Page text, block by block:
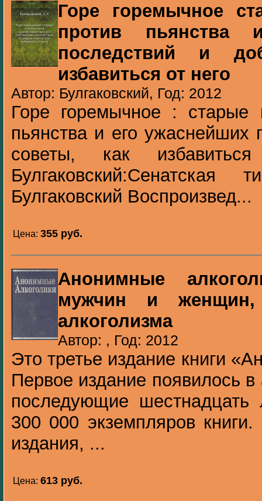
Горе горемычное
против пьянства
последствий и
избавиться от него
Автор: Булгаковский, Год: 2012
Горе горемычное : старые
пьянства и его ужаснейших
советы, как
Булгаковский:Сенатская
Булгаковский Воспроизвед...
Цена: 355 pуб.
Анонимные
мужчин и женщин,
алкоголизма
Автор: , Год: 2012
Это третье издание книги
Первое издание появилось
последующие шестнадцать
300 000 экземпляров
издания, ...
Цена: 613 pуб.